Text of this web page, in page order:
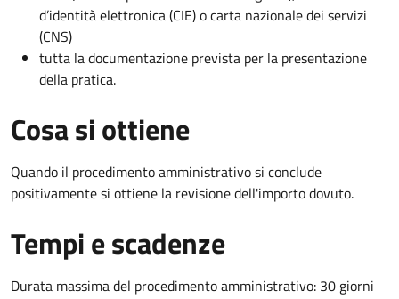
d’identità elettronica (CIE) o carta nazionale dei servizi
(CNS)
tutta la documentazione prevista per la presentazione
della pratica.
Cosa si ottiene
Quando il procedimento amministrativo si conclude
positivamente si ottiene la revisione dell'importo dovuto.
Tempi e scadenze
Durata massima del procedimento amministrativo: 30 giorni